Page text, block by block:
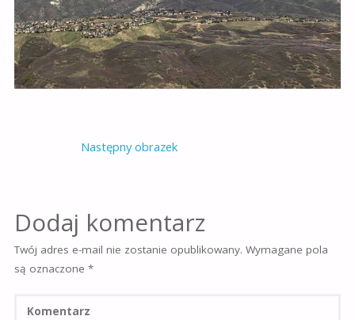
Następny obrazek
Dodaj komentarz
Twój adres e-mail nie zostanie opublikowany. Wymagane pola
są oznaczone *